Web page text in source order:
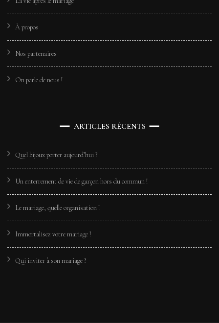
À propos
Nos partenaires
On parle de nous !
ARTICLES RÉCENTS
Quel bijoux porter aujourd’hui ?
Un enterrement de vie de garçon hors du commun !
Le mariage, quelle organisation !
Immortalisez votre mariage !
Qui inviter à son mariage ?